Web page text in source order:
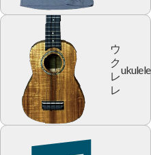
ウ
ク
レ
レ
ukulele